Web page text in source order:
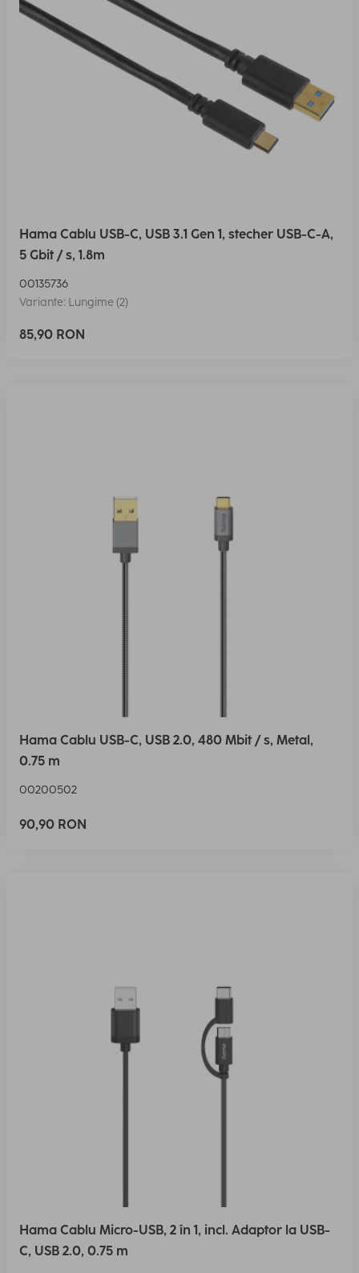
Hama Cablu USB-C, USB 3.1 Gen 1, stecher USB-C-A,
5 Gbit / s, 1.8m
00135736
Variante: Lungime (2)
85,90 RON
Hama Cablu USB-C, USB 2.0, 480 Mbit / s, Metal,
0.75 m
00200502
90,90 RON
Hama Cablu Micro-USB, 2 în 1, incl. Adaptor la USB-
C, USB 2.0, 0.75 m